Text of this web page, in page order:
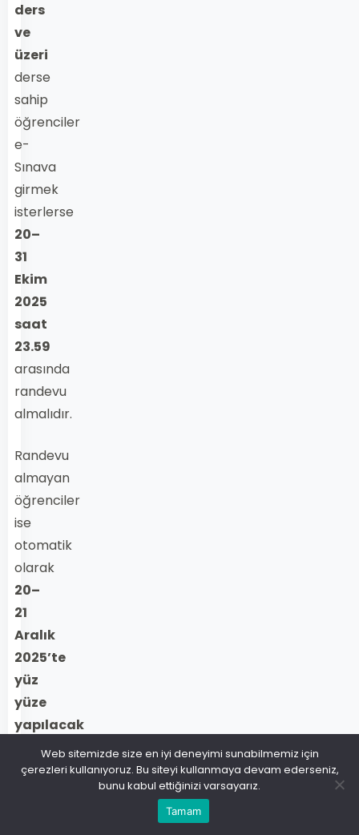
ders
ve
üzeri
derse
sahip
öğrenciler
e-
Sınava
girmek
isterlerse
20–
31
Ekim
2025
saat
23.59
arasında
randevu
almalıdır.
Randevu
almayan
öğrenciler
ise
otomatik
olarak
20–
21
Aralık
2025’te
yüz
yüze
yapılacak
yazılı
sınava
Web sitemizde size en iyi deneyimi sunabilmemiz için
çerezleri kullanıyoruz. Bu siteyi kullanmaya devam ederseniz,
bunu kabul ettiğinizi varsayarız.
Tamam